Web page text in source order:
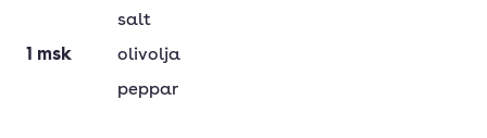
salt
1 msk
olivolja
peppar